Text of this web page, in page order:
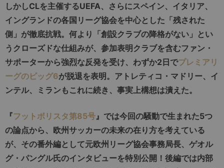
しかしCLを主催するUEFA、さらにスペイン、イタリア、
イングランドの各国リーグ協会を中心とした「残された
側」が徹底抗戦。何より「創設クラブの降格がない」とい
うクローズドな仕組みが、参加表明クラブを含むファン・
サポーターから強烈な反発を受け、わずか2日でプレミアリ
ーグのビッグ6が脱退を表明。アトレティコ・マドリー、イ
ンテル、ミランもこれに続き、事実上構想は潰えた。
『フットボリスタ第85号 』では今回の騒動で生まれた5つ
の論点から、欧州サッカーの未来の在り方を考えている
が、その番外編として元欧州リーグ協会事務局長、ゲオル
グ・パングル氏のインタビューを特別公開！後編では内部